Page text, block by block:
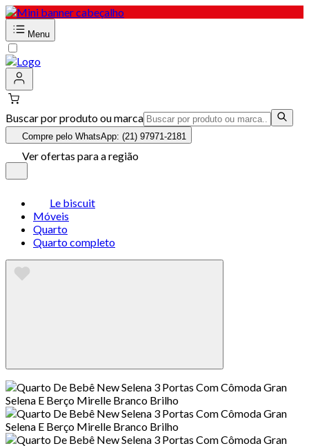
Menu
Buscar por produto ou marca
Compre pelo WhatsApp: (21) 97971-2181
Ver ofertas para a região
Le biscuit
Móveis
Quarto
Quarto completo